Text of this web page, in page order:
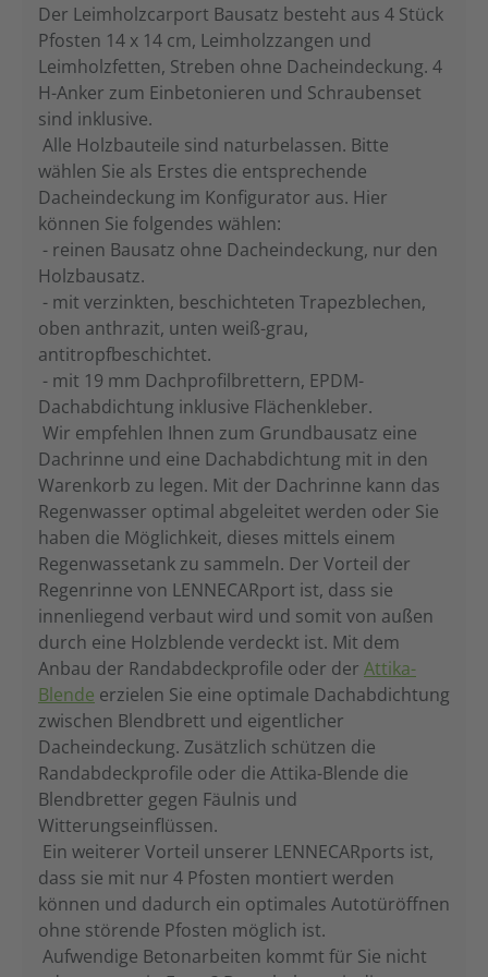
Der Leimholzcarport Bausatz besteht aus 4 Stück
Pfosten 14 x 14 cm, Leimholzzangen und
Leimholzfetten, Streben ohne Dacheindeckung. 4
H-Anker zum Einbetonieren und Schraubenset
sind inklusive.
Alle Holzbauteile sind naturbelassen. Bitte
wählen Sie als Erstes die entsprechende
Dacheindeckung im Konfigurator aus. Hier
können Sie folgendes wählen:
- reinen Bausatz ohne Dacheindeckung, nur den
Holzbausatz.
- mit verzinkten, beschichteten Trapezblechen,
oben anthrazit, unten weiß-grau,
antitropfbeschichtet.
- mit 19 mm Dachprofilbrettern, EPDM-
Dachabdichtung inklusive Flächenkleber.
Wir empfehlen Ihnen zum Grundbausatz eine
Dachrinne und eine Dachabdichtung mit in den
Warenkorb zu legen. Mit der Dachrinne kann das
Regenwasser optimal abgeleitet werden oder Sie
haben die Möglichkeit, dieses mittels einem
Regenwassetank zu sammeln. Der Vorteil der
Regenrinne von LENNECARport ist, dass sie
innenliegend verbaut wird und somit von außen
durch eine Holzblende verdeckt ist. Mit dem
Anbau der Randabdeckprofile oder der Attika-
Blende erzielen Sie eine optimale Dachabdichtung
zwischen Blendbrett und eigentlicher
Dacheindeckung. Zusätzlich schützen die
Randabdeckprofile oder die Attika-Blende die
Blendbretter gegen Fäulnis und
Witterungseinflüssen.
Ein weiterer Vorteil unserer LENNECARports ist,
dass sie mit nur 4 Pfosten montiert werden
können und dadurch ein optimales Autotüröffnen
ohne störende Pfosten möglich ist.
Aufwendige Betonarbeiten kommt für Sie nicht